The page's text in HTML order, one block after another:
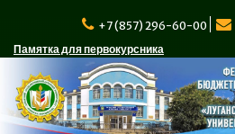
содержимому
+7 (857) 296-60-00
Памятка для первокурсника